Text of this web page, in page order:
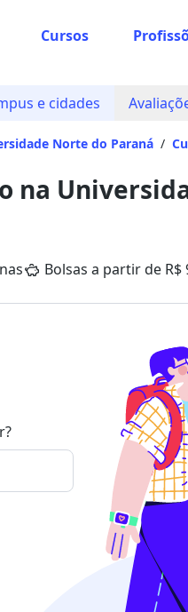
Cursos
e cidades
Norte do Paraná /
na
Bolsas a partir de R$